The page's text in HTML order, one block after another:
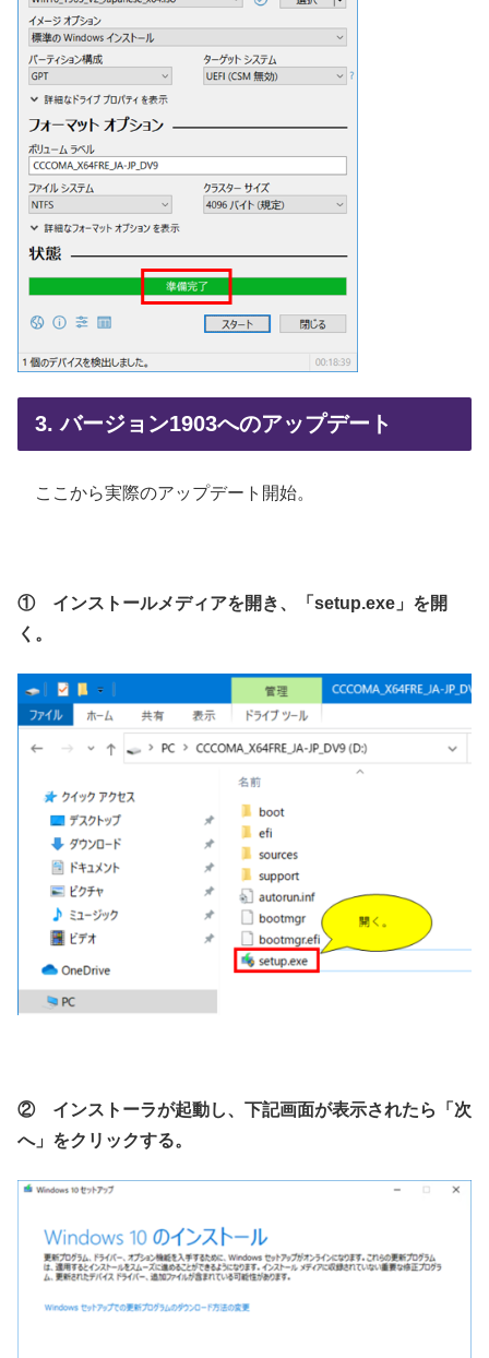
3. バージョン1903へのアップデート
ここから実際のアップデート開始。
① インストールメディアを開き、「setup.exe」を開
く。
② インストーラが起動し、下記画面が表示されたら「次
へ」をクリックする。